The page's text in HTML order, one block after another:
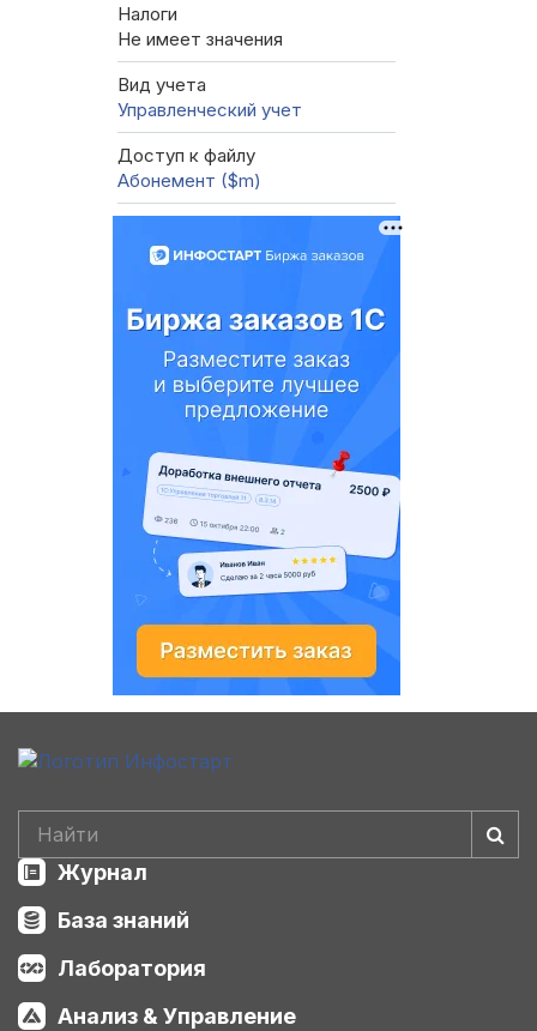
Налоги
Не имеет значения
Вид учета
Управленческий учет
Доступ к файлу
Абонемент ($m)
Журнал
База знаний
Лаборатория
Анализ & Управление